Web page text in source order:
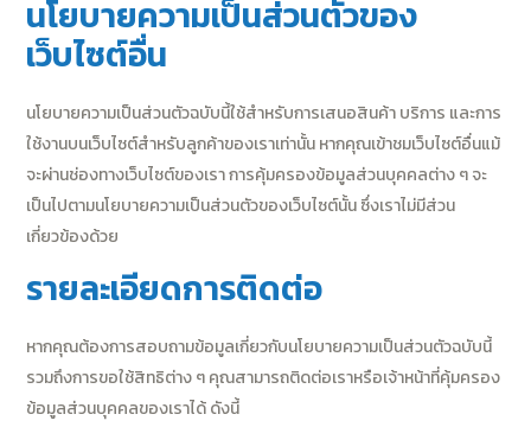
นโยบายความเป็นส่วนตัวของ
เว็บไซต์อื่น
นโยบายความเป็นส่วนตัวฉบับนี้ใช้สำหรับการเสนอสินค้า บริการ และการ
ใช้งานบนเว็บไซต์สำหรับลูกค้าของเราเท่านั้น หากคุณเข้าชมเว็บไซต์อื่นแม้
จะผ่านช่องทางเว็บไซต์ของเรา การคุ้มครองข้อมูลส่วนบุคคลต่าง ๆ จะ
เป็นไปตามนโยบายความเป็นส่วนตัวของเว็บไซต์นั้น ซึ่งเราไม่มีส่วน
เกี่ยวข้องด้วย
รายละเอียดการติดต่อ
หากคุณต้องการสอบถามข้อมูลเกี่ยวกับนโยบายความเป็นส่วนตัวฉบับนี้
รวมถึงการขอใช้สิทธิต่าง ๆ คุณสามารถติดต่อเราหรือเจ้าหน้าที่คุ้มครอง
ข้อมูลส่วนบุคคลของเราได้ ดังนี้